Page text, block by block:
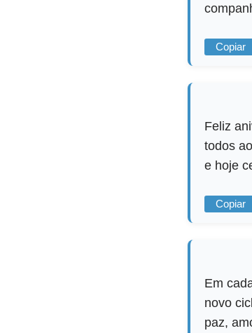
Copiar
Feliz
todos
e hoje
Copiar
Em
novo
paz,